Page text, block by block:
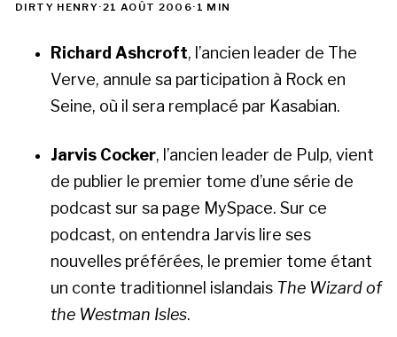
DIRTY HENRY·21 AOÛT 2006· 1 MIN
Richard Ashcroft, l’ancien leader de The
Verve, annule sa participation à Rock en
Seine, où il sera remplacé par Kasabian.
Jarvis Cocker, l’ancien leader de Pulp, vient
de publier le premier tome d’une série de
podcast sur sa page MySpace. Sur ce
podcast, on entendra Jarvis lire ses
nouvelles préférées, le premier tome étant
un conte traditionnel islandais The Wizard of
the Westman Isles.